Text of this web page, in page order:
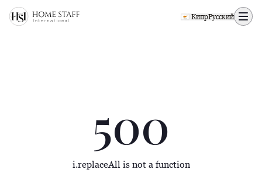
500 page
🇨🇾 КипрРусский
500
i.replaceAll is not a function